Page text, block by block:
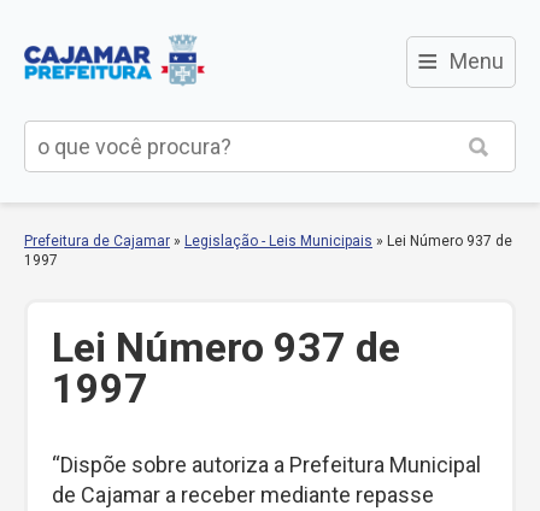
≡ Menu
Prefeitura de Cajamar » Legislação - Leis Municipais » Lei Número 937 de
1997
Lei Número 937 de
1997
“Dispõe sobre autoriza a Prefeitura Municipal
de Cajamar a receber mediante repasse